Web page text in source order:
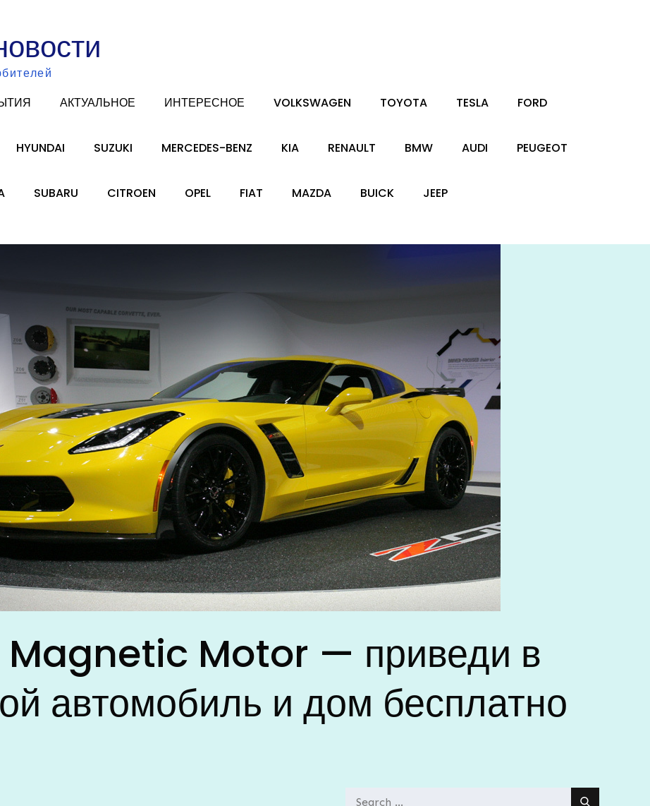
АКТУАЛЬНОЕ ИНТЕРЕСНОЕ VOLKSWAGEN TOYOTA TESLA FORD
HYUNDAI SUZUKI MERCEDES-BENZ KIA RENAULT BMW AUDI PEUGEOT
SUBARU CITROEN OPEL FIAT MAZDA BUICK JEEP
Magnetic Motor — приведи в
автомобиль и дом бесплатно
Search